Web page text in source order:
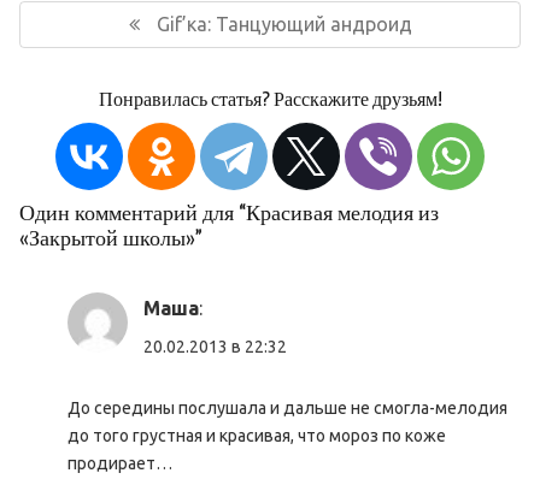
Следующая
запись:
Gif’ка: Танцующий андроид
Понравилась статья? Расскажите друзьям!
Один комментарий для “Красивая мелодия из
«Закрытой школы»”
Маша:
20.02.2013 в 22:32
До середины послушала и дальше не смогла-мелодия
до того грустная и красивая, что мороз по коже
продирает…